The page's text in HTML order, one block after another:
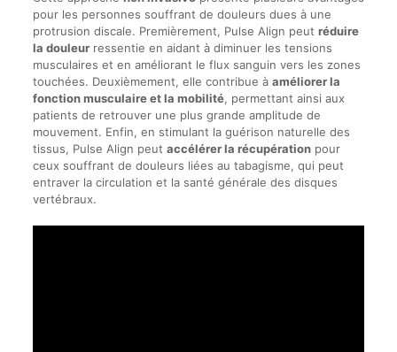
pour les personnes souffrant de douleurs dues à une
protrusion discale. Premièrement, Pulse Align peut réduire
la douleurressentie en aidant à diminuer les tensions
musculaires et en améliorant le flux sanguin vers les zones
touchées. Deuxièmement, elle contribue à améliorer la
fonction musculaire et la mobilité, permettant ainsi aux
patients de retrouver une plus grande amplitude de
mouvement. Enfin, en stimulant la guérison naturelle des
tissus, Pulse Align peut accélérer la récupérationpour
ceux souffrant de douleurs liées au tabagisme, qui peut
entraver la circulation et la santé générale des disques
vertébraux.